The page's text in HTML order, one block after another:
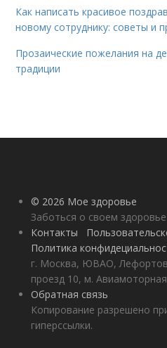
Как написать красивое
новому сотруднику: советы и
Прозаические пожелания на
традиции
© 2026 Мое здоровье
Заботься о своем
Контакты
Политика
г. Москва, ЮВАО,
проезд 10, м. Авиамоторная
Обратная связь
Копирование разрешено
гиперссылки.